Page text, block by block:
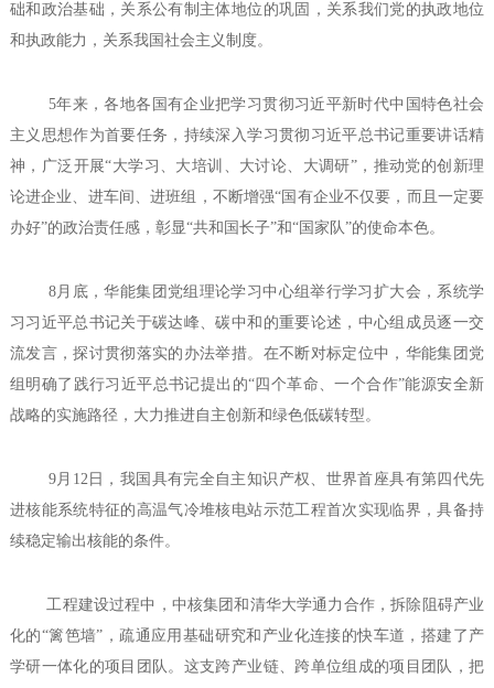
础和政治基础，关系公有制主体地位的巩固，关系我们党的执政地位
和执政能力，关系我国社会主义制度。
5年来，各地各国有企业把学习贯彻习近平新时代中国特色社会
主义思想作为首要任务，持续深入学习贯彻习近平总书记重要讲话精
神，广泛开展“大学习、大培训、大讨论、大调研”，推动党的创新理
论进企业、进车间、进班组，不断增强“国有企业不仅要，而且一定要
办好”的政治责任感，彰显“共和国长子”和“国家队”的使命本色。
8月底，华能集团党组理论学习中心组举行学习扩大会，系统学
习习近平总书记关于碳达峰、碳中和的重要论述，中心组成员逐一交
流发言，探讨贯彻落实的办法举措。在不断对标定位中，华能集团党
组明确了践行习近平总书记提出的“四个革命、一个合作”能源安全新
战略的实施路径，大力推进自主创新和绿色低碳转型。
9月12日，我国具有完全自主知识产权、世界首座具有第四代先
进核能系统特征的高温气冷堆核电站示范工程首次实现临界，具备持
续稳定输出核能的条件。
工程建设过程中，中核集团和清华大学通力合作，拆除阻碍产业
化的“篱笆墙”，疏通应用基础研究和产业化连接的快车道，搭建了产
学研一体化的项目团队。这支跨产业链、跨单位组成的项目团队，把